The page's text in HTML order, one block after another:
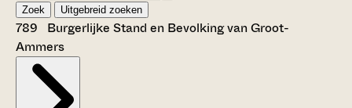
Zoek Uitgebreid zoeken
789 Burgerlijke Stand en Bevolking van Groot-
Ammers